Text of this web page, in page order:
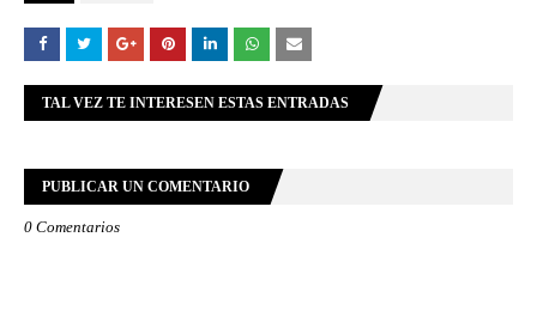
TAL VEZ TE INTERESEN ESTAS ENTRADAS
PUBLICAR UN COMENTARIO
0 Comentarios